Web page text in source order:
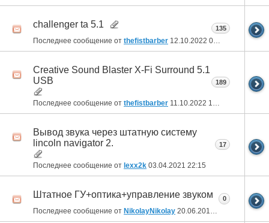
challenger ta 5.1
Последнее сообщение от thefistbarber 12.10.2022 06:42
135
Creative Sound Blaster X-Fi Surround 5.1
USB
Последнее сообщение от thefistbarber 11.10.2022 13:11
189
Вывод звука через штатную систему
lincoln navigator 2.
Последнее сообщение от lexx2k 03.04.2021 22:15
17
Штатное ГУ+оптика+управление звуком
Последнее сообщение от NikolayNikolay 20.06.2019 21:51
0